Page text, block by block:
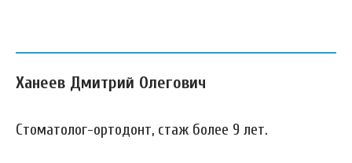
Ханеев Дмитрий Олегович
Стоматолог-ортодонт, стаж более 9 лет.